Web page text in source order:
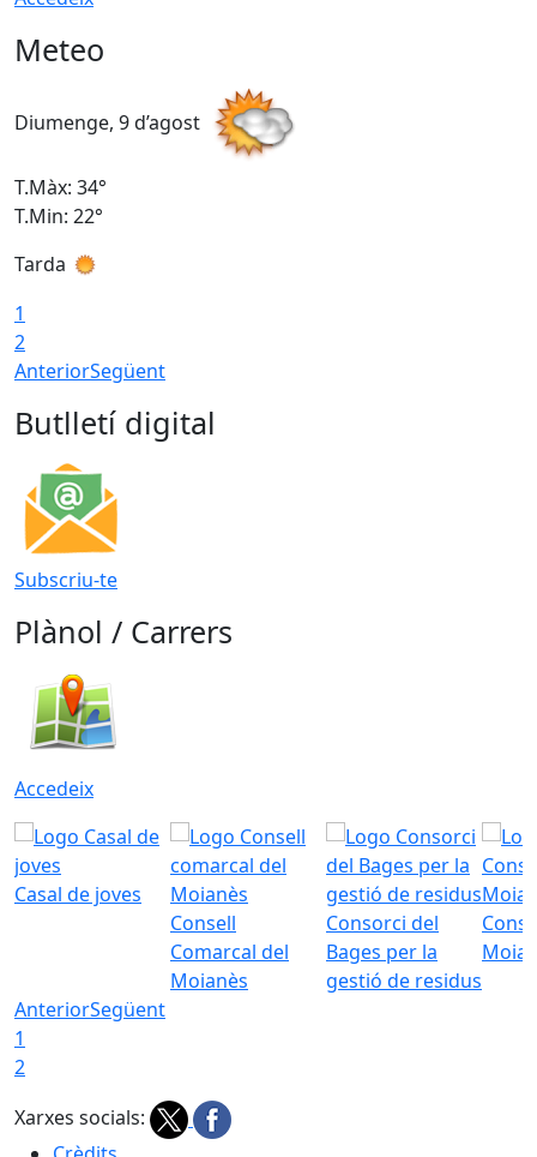
Meteo
Diumenge, 9 d’agost
T.Màx: 34°
T.Min: 22°
Tarda
1
2
AnteriorSegüent
Butlletí digital
Subscriu-te
Plànol / Carrers
Accedeix
Casal de joves
Consell
Comarcal del
Moianès
Consorci del
Bages per la
gestió de residus
AnteriorSegüent
1
2
Xarxes socials: